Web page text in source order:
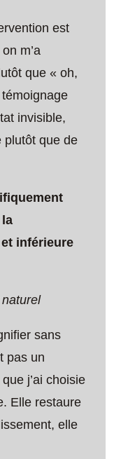
est
m’a
que « oh,
invisible,
plutôt que de
inférieure
sans
pas un
j’ai choisie
Elle restaure
elle